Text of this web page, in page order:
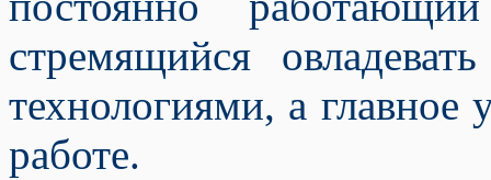
стремящийся
технологиями, а
работе.